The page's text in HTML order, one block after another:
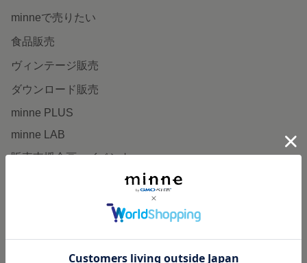
minneで売りたい
食品販売
ヴィンテージ販売
ダウンロード販売
minne PLUS
minne LAB
販売支援企画・イベント
minneとものづくりと
minne学習帖